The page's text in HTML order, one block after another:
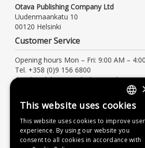
Otava Publishing Company Ltd
Uudenmaankatu 10
00120 Helsinki
Customer Service
Opening hours Mon – Fri: 9:00 AM –
Tel. +358 (0)9 156 6800
(local/mobile network charge, also
Information
Terms of delivery
Instructions
FINNISH
This website uses cookies
This website uses cookies to improve user
experience. By using our website you
consent to all cookies in accordance with